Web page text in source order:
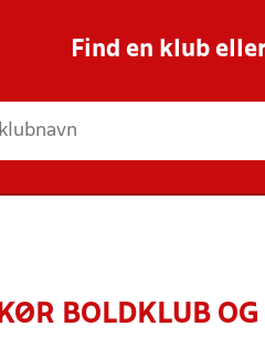
Find en klub
BOLDKLUB